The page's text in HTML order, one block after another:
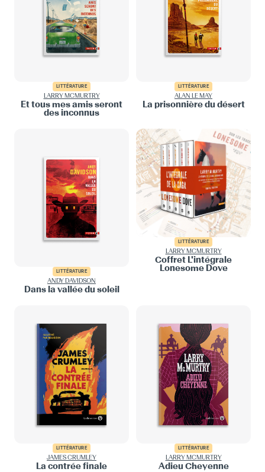
LITTÉRATURE
LARRY MCMURTRY
Et tous mes amis seront
des inconnus
LITTÉRATURE
ALAN LE MAY
La prisonnière du désert
LITTÉRATURE
ANDY DAVIDSON
Dans la vallée du soleil
LITTÉRATURE
LARRY MCMURTRY
Coffret L'intégrale
Lonesome Dove
LITTÉRATURE
JAMES CRUMLEY
La contrée finale
LITTÉRATURE
LARRY MCMURTRY
Adieu Cheyenne